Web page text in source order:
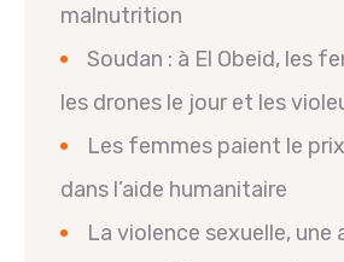
malnutrition
Soudan : à El Obeid, les
les drones le jour et les
Les femmes paient le
dans l’aide humanitaire
La violence sexuelle, une